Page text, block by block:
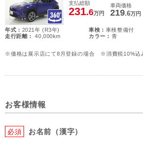
支払総額
231.6万円
車両価格
219.6万円
年式 : 2021年 (R3年) 車検 : 車検整備付
走行距離 :
40,000km カラー : 青
※価格は展示店にて8月登録の場合 ※消費税10%込
お客様情報
必須 お名前（漢字）